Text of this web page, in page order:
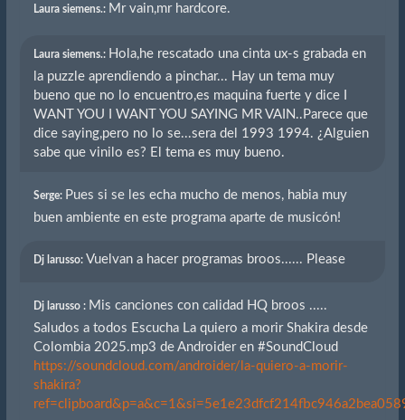
Laura siemens.: Mr vain,mr hardcore.
Laura siemens.: Hola,he rescatado una cinta ux-s grabada en
la puzzle aprendiendo a pinchar... Hay un tema muy
bueno que no lo encuentro,es maquina fuerte y dice I
WANT YOU I WANT YOU SAYING MR VAIN..Parece que
dice saying,pero no lo se...sera del 1993 1994. ¿Alguien
sabe que vinilo es? El tema es muy bueno.
Serge: Pues si se les echa mucho de menos, habia muy
buen ambiente en este programa aparte de musicón!
Dj larusso: Vuelvan a hacer programas broos...... Please
Dj larusso : Mis canciones con calidad HQ broos .....
Saludos a todos Escucha La quiero a morir Shakira desde
Colombia 2025.mp3 de Androider en #SoundCloud
https://soundcloud.com/androider/la-quiero-a-morir-
shakira?